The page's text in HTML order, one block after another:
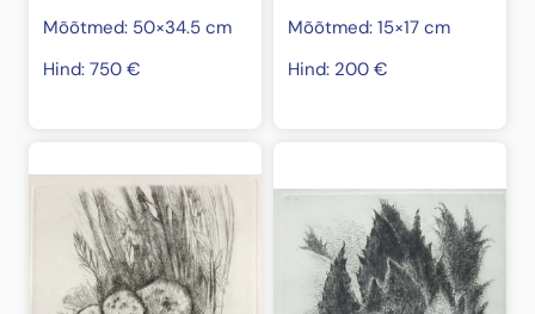
Mõõtmed: 50×34.5 cm
Hind: 750 €
Mõõtmed: 15×17 cm
Hind: 200€